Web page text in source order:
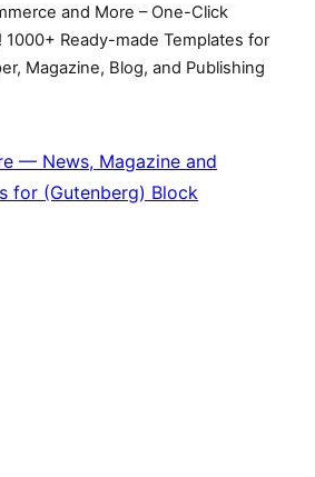
and More – One-Click
Ready-made Templates for
Magazine, Blog, and Publishing